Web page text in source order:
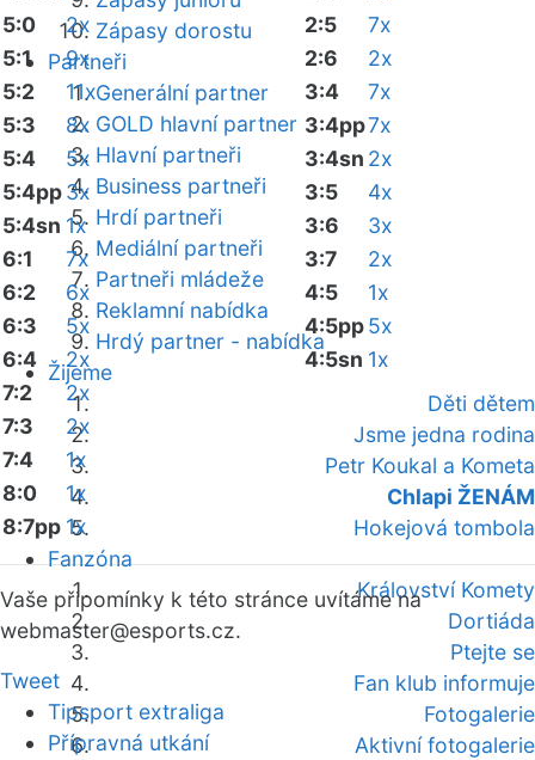
Zápasy dorostu
Partneři
Generální partner
GOLD hlavní partner
Hlavní partneři
Business partneři
Hrdí partneři
Mediální partneři
Partneři mládeže
Reklamní nabídka
Hrdý partner - nabídka
Žijeme
Děti dětem
Jsme jedna rodina
Petr Koukal a Kometa
Chlapi ŽENÁM
Hokejová tombola
Fanzóna
Království Komety
Dortiáda
Ptejte se
Fan klub informuje
Fotogalerie
Aktivní fotogalerie
5:0
2x
5:1
9x
5:2
11x
5:3
8x
5:4
5x
5:4pp3x
5:4sn 1x
6:1
7x
6:2
6x
6:3
5x
6:4
2x
7:2
2x
7:3
2x
7:4
1x
8:0
1x
8:7pp 1x
2:5
7x
2:6
2x
3:4
7x
3:4pp7x
3:4sn 2x
3:5
4x
3:6
3x
3:7
2x
4:5
1x
4:5pp5x
4:5sn 1x
Vaše připomínky k této stránce uvítáme na
webmaster@esports.cz.
Tweet
Tipsport extraliga
Přípravná utkání